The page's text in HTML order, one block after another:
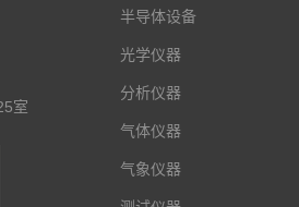
室
半导体设备
光学仪器
分析仪器
气体仪器
气象仪器